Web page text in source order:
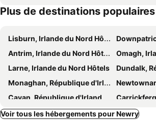
Plus de destinations populaires
Lisburn, Irlande du Nord Hôtels
Downpatrick,
Antrim, Irlande du Nord Hôtels
Omagh,
Larne, Irlande du Nord Hôtels
Dundalk,
Monaghan, République d'Irlande Hôtels
Newtownards,
Cavan, République d'Irlande Hôtels
Carrickfergus,
Swords, République d'Irlande Hôtels
Armagh,
Voir tous les hébergements pour Newry